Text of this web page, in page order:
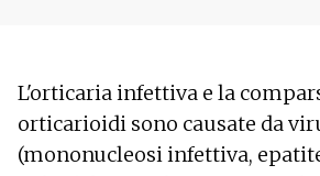
L'orticaria infettiva e la
orticarioidi sono causate da
(mononucleosi infettiva,